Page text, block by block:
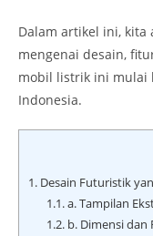
Dalam artikel ini, kita
mengenai desain,
mobil listrik ini mulai
Indonesia.
1. Desain Futuristik
1.1.a. Tampilan
1.2.b. Dimensi dan